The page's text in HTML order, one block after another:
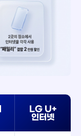
LG U+
인터넷